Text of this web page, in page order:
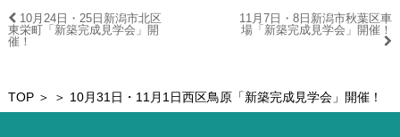
10月24日・25日新潟市北区
東栄町「新築完成見学会」開
催！
11月7日・8日新潟市秋葉区車
場「新築完成見学会」開催！
TOP＞ ＞ 10月31日・11月1日西区鳥原「新築完成見学会」開催！